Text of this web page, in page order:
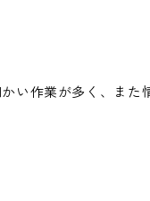
い作業が多く、ま